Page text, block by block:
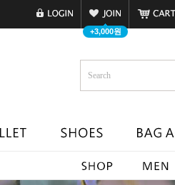
+3,000원